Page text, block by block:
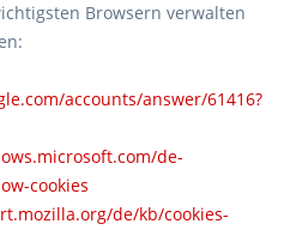
Browsern verwalten
accounts/answer/61416?
de-
cookies
de/kb/cookies-